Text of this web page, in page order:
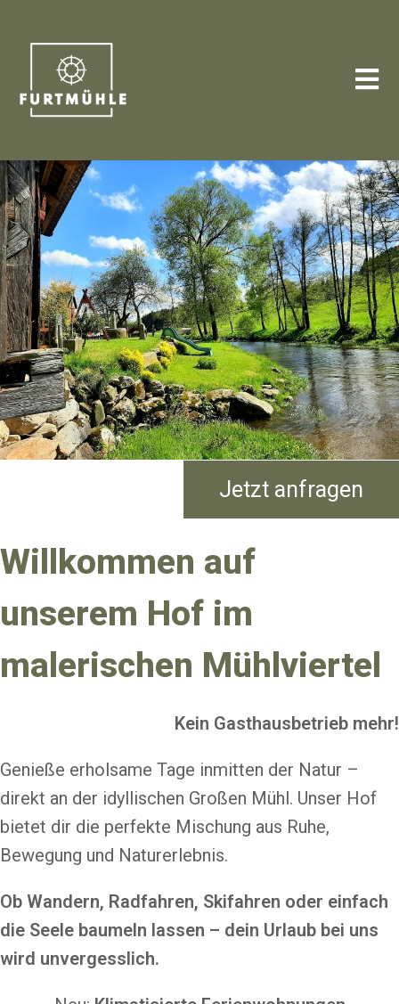
Jetzt anfragen
Willkommen auf
unserem Hof im
malerischen Mühlviertel
Kein Gasthausbetrieb mehr!
Genieße erholsame Tage inmitten der Natur –
direkt an der idyllischen Großen Mühl. Unser Hof
bietet dir die perfekte Mischung aus Ruhe,
Bewegung und Naturerlebnis.
Ob Wandern, Radfahren, Skifahren oder einfach
die Seele baumeln lassen – dein Urlaub bei uns
wird unvergesslich.